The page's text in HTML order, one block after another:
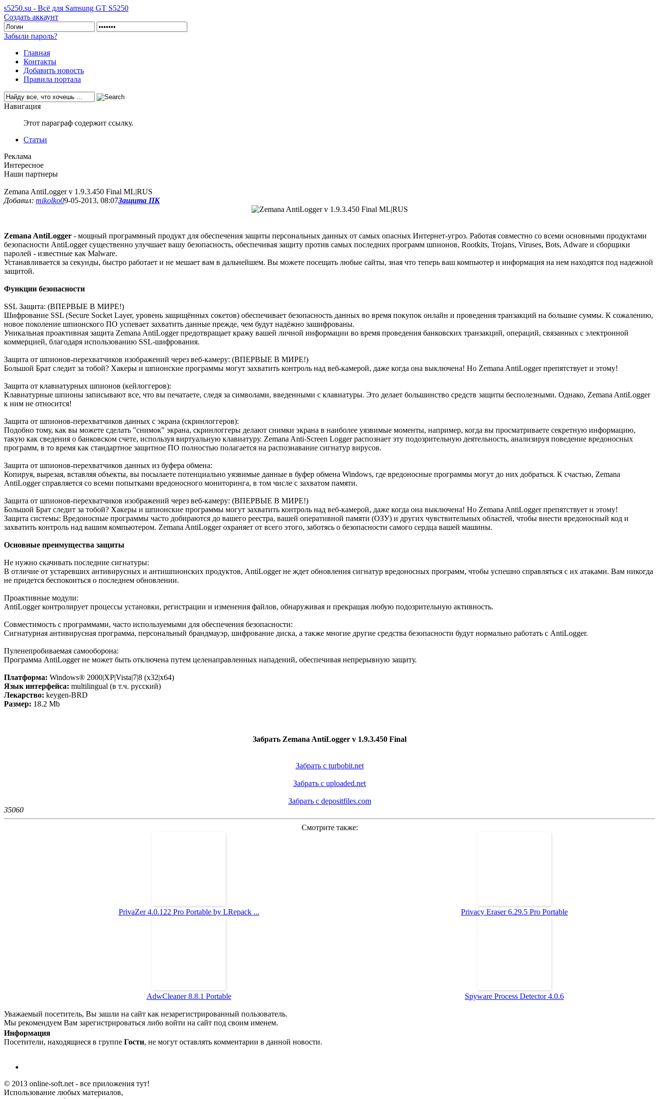
s5250.su - Всё для Samsung GT S5250
Создать аккаунт
Забыли пароль?
Главная
Контакты
Добавить новость
Правила портала
Навигация
Этот параграф содержит ссылку.
Статьи
Реклама
Интересное
Наши партнеры
Zemana AntiLogger v 1.9.3.450 Final ML|RUS
Добавил: mikolko09-05-2013, 08:07Защита ПК
Zemana AntiLogger - мощный программный продукт для обеспечения защиты персональных данных от самых опасных Интернет-угроз. Работая совместно со всеми основными продуктами
безопасности AntiLogger существенно улучшает вашу безопасность, обеспечивая защиту против самых последних программ шпионов, Rootkits, Trojans, Viruses, Bots, Adware и сборщики
паролей - известные как Malware.
Устанавливается за секунды, быстро работает и не мешает вам в дальнейшем. Вы можете посещать любые сайты, зная что теперь ваш компьютер и информация на нем находятся под надежной
защитой.
Функции безопасности
SSL Защита: (ВПЕРВЫЕ В МИРЕ!)
Шифрование SSL (Secure Socket Layer, уровень защищённых сокетов) обеспечивает безопасность данных во время покупок онлайн и проведения транзакций на большие суммы. К сожалению,
новое поколение шпионского ПО успевает захватить данные прежде, чем будут надёжно зашифрованы.
Уникальная проактивная защита Zemana AntiLogger предотвращает кражу вашей личной информации во время проведения банковских транзакций, операций, связанных с электронной
коммерцией, благодаря использованию SSL-шифрования.
Защита от шпионов-перехватчиков изображений через веб-камеру: (ВПЕРВЫЕ В МИРЕ!)
Большой Брат следит за тобой? Хакеры и шпионские программы могут захватить контроль над веб-камерой, даже когда она выключена! Но Zemana AntiLogger препятствует и этому!
Защита от клавиатурных шпионов (кейлоггеров):
Клавиатурные шпионы записывают все, что вы печатаете, следя за символами, введенными с клавиатуры. Это делает большинство средств защиты бесполезными. Однако, Zemana AntiLogger
к ним не относится!
Защита от шпионов-перехватчиков данных с экрана (скринлоггеров):
Подобно тому, как вы можете сделать "снимок" экрана, скринлоггеры делают снимки экрана в наиболее уязвимые моменты, например, когда вы просматриваете секретную информацию,
такую как сведения о банковском счете, используя виртуальную клавиатуру. Zemana Anti-Screen Logger распознает эту подозрительную деятельность, анализируя поведение вредоносных
программ, в то время как стандартное защитное ПО полностью полагается на распознавание сигнатур вирусов.
Защита от шпионов-перехватчиков данных из буфера обмена:
Копируя, вырезая, вставляя объекты, вы посылаете потенциально уязвимые данные в буфер обмена Windows, где вредоносные программы могут до них добраться. К счастью, Zemana
AntiLogger справляется со всеми попытками вредоносного мониторинга, в том числе с захватом памяти.
Защита от шпионов-перехватчиков изображений через веб-камеру: (ВПЕРВЫЕ В МИРЕ!)
Большой Брат следит за тобой? Хакеры и шпионские программы могут захватить контроль над веб-камерой, даже когда она выключена! Но Zemana AntiLogger препятствует и этому!
Защита системы: Вредоносные программы часто добираются до вашего реестра, вашей оперативной памяти (ОЗУ) и других чувствительных областей, чтобы внести вредоносный код и
захватить контроль над вашим компьютером. Zemana AntiLogger охраняет от всего этого, заботясь о безопасности самого сердца вашей машины.
Основные преимущества защиты
Не нужно скачивать последние сигнатуры:
В отличие от устаревших антивирусных и антишпионских продуктов, AntiLogger не ждет обновления сигнатур вредоносных программ, чтобы успешно справляться с их атаками. Вам никогда
не придется беспокоиться о последнем обновлении.
Проактивные модули:
AntiLogger контролирует процессы установки, регистрации и изменения файлов, обнаруживая и прекращая любую подозрительную активность.
Совместимость с программами, часто используемыми для обеспечения безопасности:
Сигнатурная антивирусная программа, персональный брандмауэр, шифрование диска, а также многие другие средства безопасности будут нормально работать с AntiLogger.
Пуленепробиваемая самооборона:
Программа AntiLogger не может быть отключена путем целенаправленных нападений, обеспечивая непрерывную защиту.
Платформа: Windows® 2000|XP|Vista|7|8 (x32|x64)
Язык интерфейса: multilingual (в т.ч. русский)
Лекарство: keygen-BRD
Размер: 18.2 Mb
Забрать Zemana AntiLogger v 1.9.3.450 Final
Забрать с turbobit.net
Забрать с uploaded.net
Забрать с depositfiles.com
35060
Смотрите также:
PrivaZer 4.0.122 Pro Portable by LRepack ... Privacy Eraser 6.29.5 Pro Portable
AdwCleaner 8.8.1 Portable Spyware Process Detector 4.0.6
Уважаемый посетитель, Вы зашли на сайт как незарегистрированный пользователь.
Мы рекомендуем Вам зарегистрироваться либо войти на сайт под своим именем.
Информация
Посетители, находящиеся в группе Гости, не могут оставлять комментарии в данной новости.
© 2013 online-soft.net - все приложения тут!
Использование любых материалов,